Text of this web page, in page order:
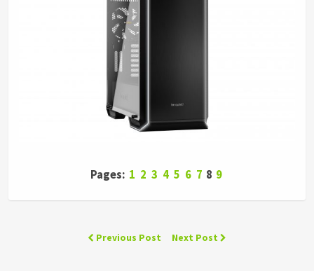
Pages: 1 2 3 4 5 6 7 8 9
Previous Post Next Post